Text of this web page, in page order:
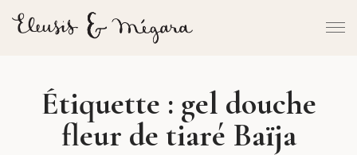
Étiquette : gel douche
fleur de tiaré Baïja